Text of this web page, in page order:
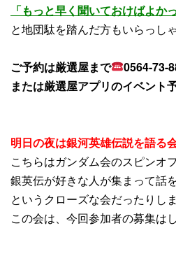
「もっと早く聞いておけばよか
と地団駄を踏んだ方もいらっし
ご予約は厳選屋まで
0564-73-
または厳選屋アプリのイベント
明日の夜は銀河英雄伝説を語る会
こちらはガンダム会のスピンオ
銀英伝が好きな人が集まって話
というクローズな会だったりしま
この会は、今回参加者の募集は